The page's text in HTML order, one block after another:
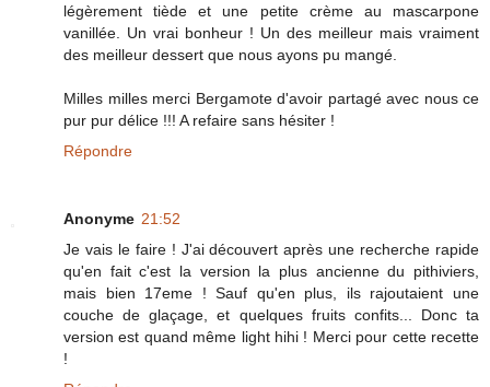
légèrement tiède et une petite crème au mascarpone
vanillée. Un vrai bonheur ! Un des meilleur mais vraiment
des meilleur dessert que nous ayons pu mangé.
Milles milles merci Bergamote d'avoir partagé avec nous ce
pur pur délice !!! A refaire sans hésiter !
Répondre
Anonyme 21:52
Je vais le faire ! J'ai découvert après une recherche rapide
qu'en fait c'est la version la plus ancienne du pithiviers,
mais bien 17eme ! Sauf qu'en plus, ils rajoutaient une
couche de glaçage, et quelques fruits confits... Donc ta
version est quand même light hihi ! Merci pour cette recette
!